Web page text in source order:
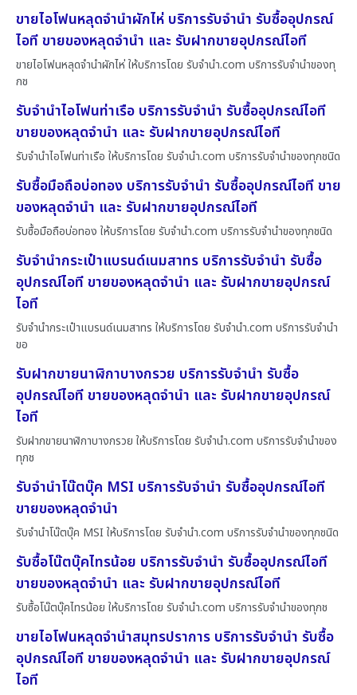
ขายไอโฟนหลุดจำนำผักไห่ บริการรับจำนำ รับซื้ออุปกรณ์
ไอที ขายของหลุดจำนำ และ รับฝากขายอุปกรณ์ไอที
ขายไอโฟนหลุดจำนำผักไห่ ให้บริการโดย รับจํานํา.com บริการรับจำนำของทุ
กช
รับจำนำไอโฟนท่าเรือ บริการรับจำนำ รับซื้ออุปกรณ์ไอที
ขายของหลุดจำนำ และ รับฝากขายอุปกรณ์ไอที
รับจำนำไอโฟนท่าเรือ ให้บริการโดย รับจํานํา.com บริการรับจำนำของทุกชนิด
รับซื้อมือถือบ่อทอง บริการรับจำนำ รับซื้ออุปกรณ์ไอที ขาย
ของหลุดจำนำ และ รับฝากขายอุปกรณ์ไอที
รับซื้อมือถือบ่อทอง ให้บริการโดย รับจํานํา.com บริการรับจำนำของทุกชนิด
รับจำนำกระเป๋าแบรนด์เนมสาทร บริการรับจำนำ รับซื้อ
อุปกรณ์ไอที ขายของหลุดจำนำ และ รับฝากขายอุปกรณ์
ไอที
รับจำนำกระเป๋าแบรนด์เนมสาทร ให้บริการโดย รับจํานํา.com บริการรับจำนำ
ขอ
รับฝากขายนาฬิกาบางกรวย บริการรับจำนำ รับซื้อ
อุปกรณ์ไอที ขายของหลุดจำนำ และ รับฝากขายอุปกรณ์
ไอที
รับฝากขายนาฬิกาบางกรวย ให้บริการโดย รับจํานํา.com บริการรับจำนำของ
ทุกช
รับจำนำโน๊ตบุ๊ค MSI บริการรับจำนำ รับซื้ออุปกรณ์ไอที
ขายของหลุดจำนำ
รับจำนำโน๊ตบุ๊ค MSI ให้บริการโดย รับจํานํา.com บริการรับจำนำของทุกชนิด
รับซื้อโน๊ตบุ๊คไทรน้อย บริการรับจำนำ รับซื้ออุปกรณ์ไอที
ขายของหลุดจำนำ และ รับฝากขายอุปกรณ์ไอที
รับซื้อโน๊ตบุ๊คไทรน้อย ให้บริการโดย รับจํานํา.com บริการรับจำนำของทุกช
ขายไอโฟนหลุดจำนำสมุทรปราการ บริการรับจำนำ รับซื้อ
อุปกรณ์ไอที ขายของหลุดจำนำ และ รับฝากขายอุปกรณ์
ไอที